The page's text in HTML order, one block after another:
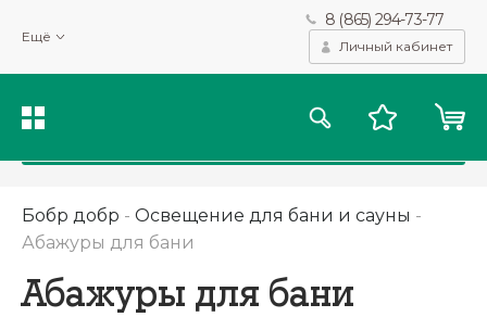
Ещё
8 (865) 294-73-77
Личный кабинет
Бобр добр - Освещение для бани и сауны -
Абажуры для бани
Абажуры для бани
Мы используем файлы cookie и другие подобные технологии
для получения данных с целью сбора статистики, повышения
качества рекомендаций и предоставления вам возможности
персонализированного просмотра.Подробнее